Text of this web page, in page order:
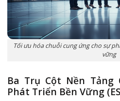
Tối ưu hóa chuỗi cung ứng cho sự
vững
Ba Trụ Cột Nền Tảng
Phát Triển Bền Vững